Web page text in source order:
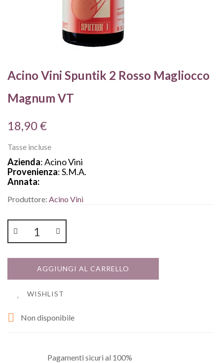
Acino Vini Spuntik 2 Rosso Magliocco
Magnum VT
18,90 €
Tasse incluse
Azienda: Acino Vini
Provenienza: S.M.A.
Annata:
Produttore: Acino Vini
AGGIUNGI AL CARRELLO
WISHLIST
 Non disponibile
Pagamenti sicuri al 100%